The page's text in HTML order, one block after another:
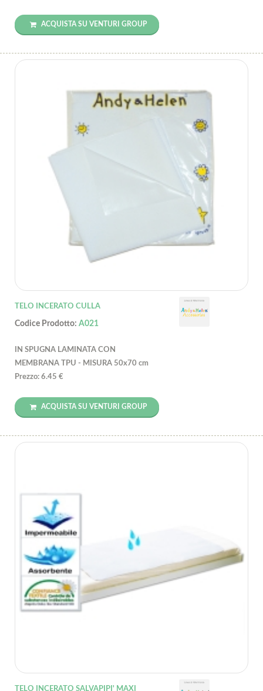
ACQUISTA SU VENTURI GROUP
TELO INCERATO CULLA
Codice Prodotto: A021
IN SPUGNA LAMINATA CON
MEMBRANA TPU - MISURA 50x70 cm
Prezzo: 6.45 €
ACQUISTA SU VENTURI GROUP
TELO INCERATO SALVAPIPI' MAXI